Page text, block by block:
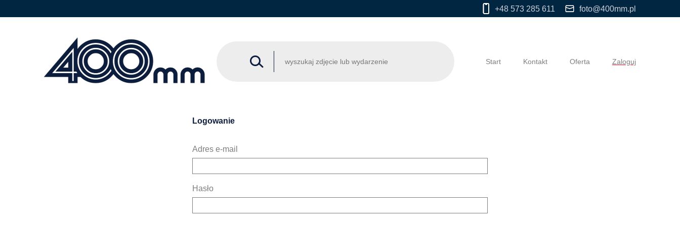
+48 573 285 611 foto@400mm.pl
Start Kontakt Oferta Zaloguj
Logowanie
Adres e-mail
Hasło